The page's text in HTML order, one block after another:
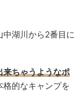
中湖川から2番目に
来ちゃうようなポ
格的なキャンプを